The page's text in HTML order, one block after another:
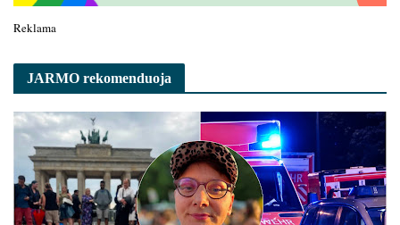
Reklama
JARMO rekomenduoja